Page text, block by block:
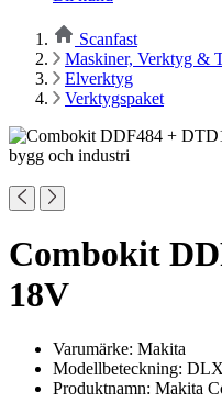
Scanfast
Maskiner, Verktyg &
Elverktyg
Verktygspaket
Combokit
18V
Varumärke: Makita
Modellbeteckning:
Produktnamn: Makita